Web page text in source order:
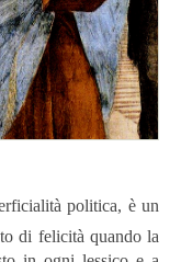
politica, è un
di felicità quando la